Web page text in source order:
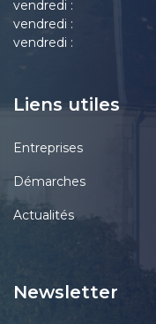
vendredi :
vendredi :
vendredi :
Liens utiles
Entreprises
Démarches
Actualités
Newsletter